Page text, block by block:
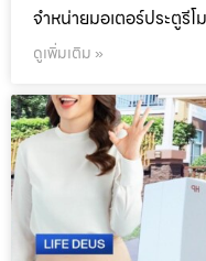
จำหน่ายมอเตอร์ประตูรี
ดูเพิ่มเติม »